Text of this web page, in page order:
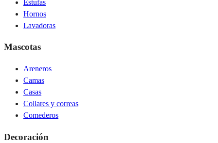
Estufas
Hornos
Lavadoras
Mascotas
Areneros
Camas
Casas
Collares y correas
Comederos
Decoración